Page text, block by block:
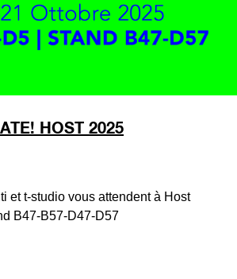
HOST 2025
et t-studio vous attendent à Host
B47-B57-D47-D57